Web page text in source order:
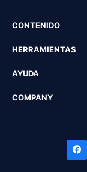
CONTENIDO
HERRAMIENTAS
AYUDA
COMPANY